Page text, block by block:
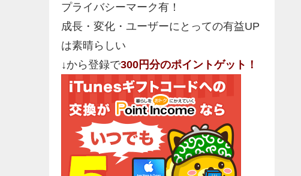
プライバシーマーク有！
成長・変化・ユーザーにとっての有益UP
は素晴らしい
↓から登録で300円分のポイントゲット！